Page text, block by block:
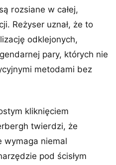
rozsiane w całej,
Reżyser uznał, że to
odklejonych,
pary, których nie
metodami bez
kliknięciem
twierdzi, że
wymaga niemal
pod ścisłym